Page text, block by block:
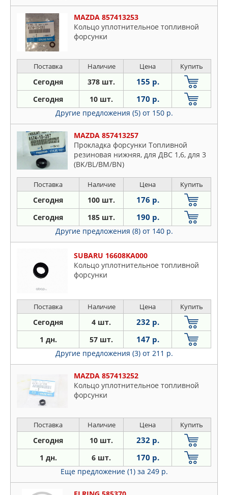
MAZDA 857413253
Кольцо уплотнительное топливной
форсунки
Поставка Наличие Цена Купить
Сегодня 378 шт. 155 р.
Сегодня 10 шт. 170 р.
Другие предложения (5) от 150 р.
MAZDA 857413257
Прокладка форсунки Топливной
резиновая нижняя, для ДВС 1,6, для 3
(BK/BL/BM/BN)
Поставка Наличие Цена Купить
Сегодня 100 шт. 176 р.
Сегодня 185 шт. 190 р.
Другие предложения (8) от 140 р.
SUBARU 16608KA000
Кольцо уплотнительное топливной
форсунки
Поставка Наличие Цена Купить
Сегодня 4 шт. 232 р.
1 дн. 57 шт. 147 р.
Другие предложения (3) от 211 р.
MAZDA 857413252
Кольцо уплотнительное топливной
форсунки
Поставка Наличие Цена Купить
Сегодня 10 шт. 232 р.
1 дн. 6 шт. 170 р.
Еще предложение (1) за 249 р.